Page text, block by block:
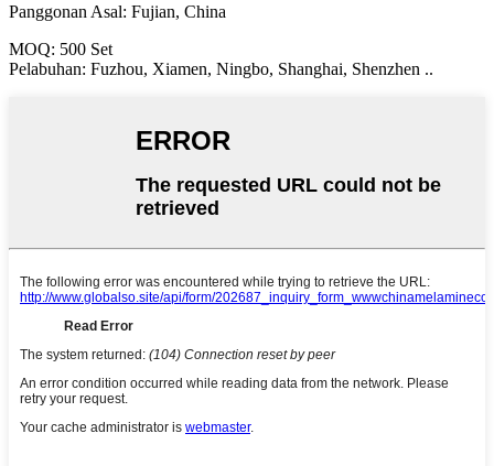
Panggonan Asal: Fujian, China
MOQ: 500 Set
Pelabuhan: Fuzhou, Xiamen, Ningbo, Shanghai, Shenzhen ..